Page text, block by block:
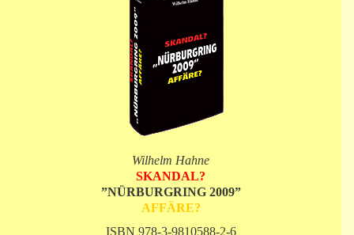
Wilhelm Hahne
SKANDAL?
”NÜRBURGRING 2009”
AFFÄRE?
ISBN 978-3-9810588-2-6